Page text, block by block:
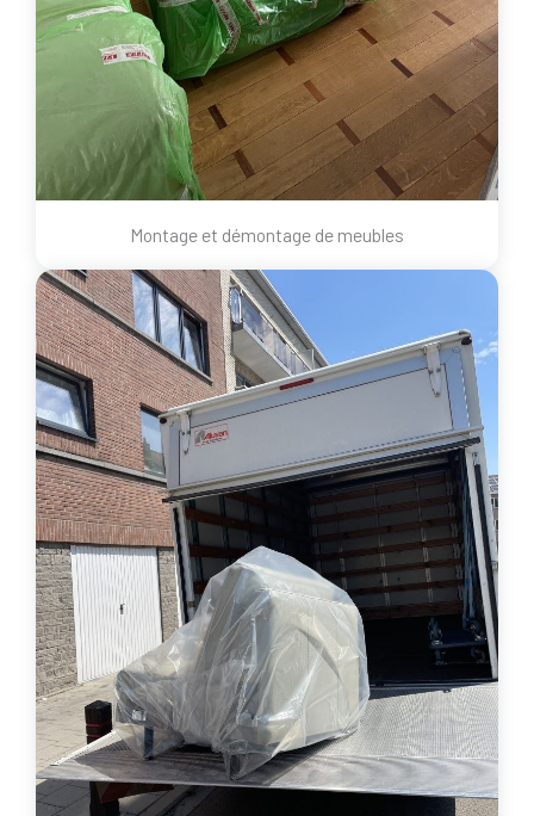
Montage et démontage de meubles